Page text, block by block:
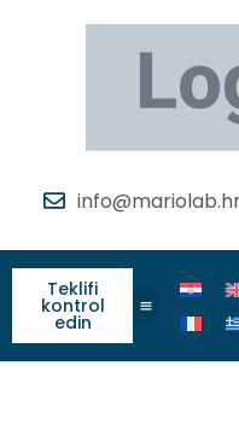
Teklifi
kontrol
edin